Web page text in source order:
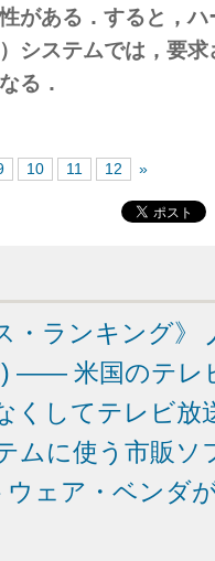
がある．すると，
システムでは，要
る．
10 11 12 »
・ランキング》
―― 米国のテレ
くしてテレビ放
ムに使う市販ソ
ェア・ベンダ